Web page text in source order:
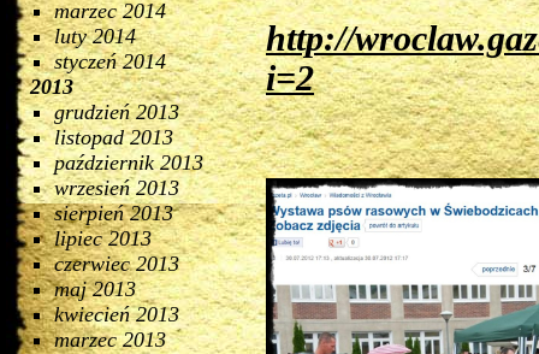
marzec 2014
luty 2014
styczeń 2014
2013
grudzień 2013
listopad 2013
październik 2013
wrzesień 2013
sierpień 2013
lipiec 2013
czerwiec 2013
maj 2013
kwiecień 2013
marzec 2013
http://
i=2